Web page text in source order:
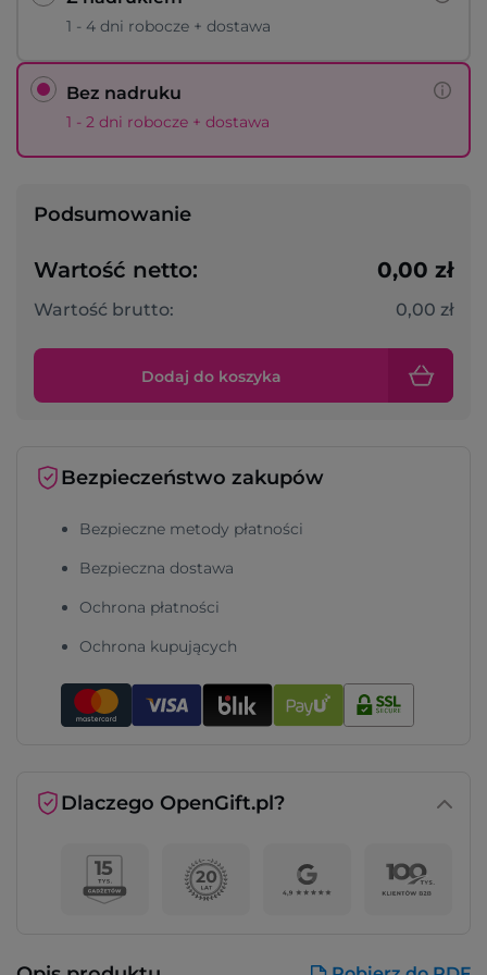
1 - 4 dni robocze + dostawa
Bez nadruku
1 - 2 dni robocze + dostawa
Podsumowanie
Wartość netto: 0,00 zł
Wartość brutto: 0,00 zł
Dodaj do koszyka
Bezpieczeństwo zakupów
Bezpieczne metody płatności
Bezpieczna dostawa
Ochrona płatności
Ochrona kupujących
Dlaczego OpenGift.pl?